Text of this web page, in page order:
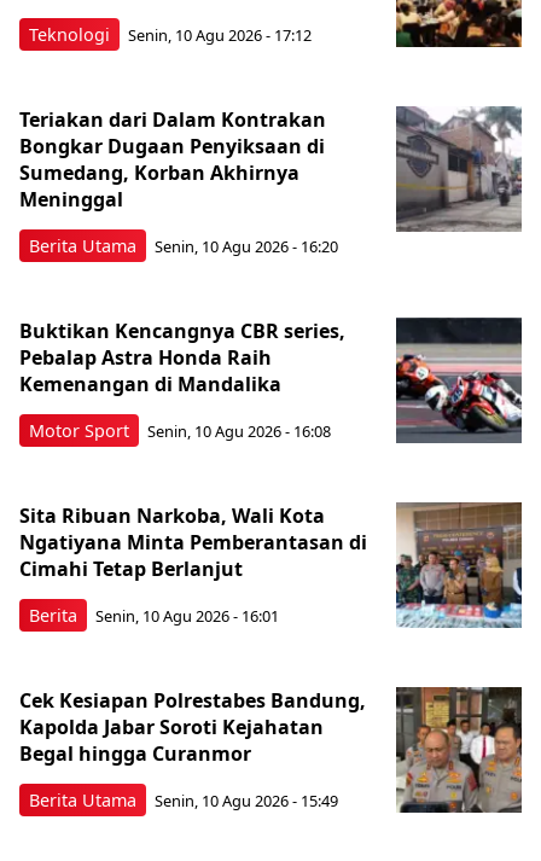
Teknologi Senin, 10 Agu 2026 - 17:12
Berita Utama
Teriakan dari Dalam Kontrakan
Bongkar Dugaan Penyiksaan di
Sumedang, Korban Akhirnya
Meninggal
Senin, 10 Agu 2026 - 16:20
Motor Sport
Buktikan Kencangnya CBR series,
Pebalap Astra Honda Raih
Kemenangan di Mandalika
Senin, 10 Agu 2026 - 16:08
Berita
Sita Ribuan Narkoba, Wali Kota
Ngatiyana Minta Pemberantasan di
Cimahi Tetap Berlanjut
Senin, 10 Agu 2026 - 16:01
Berita Utama
Cek Kesiapan Polrestabes Bandung,
Kapolda Jabar Soroti Kejahatan
Begal hingga Curanmor
Senin, 10 Agu 2026 - 15:49